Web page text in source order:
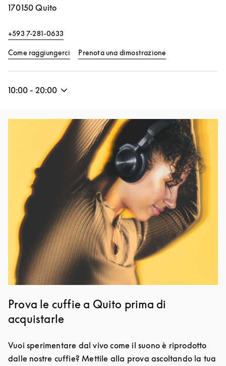
170150 Quito
+593 7-281-0633
Come raggiungerci Link Opens in New Tab
Prenota una dimostrazione
10:00 - 20:00
Immagine evento
Prova le cuffie a Quito prima di
acquistarle
Vuoi sperimentare dal vivo come il suono è riprodotto
dalle nostre cuffie? Mettile alla prova ascoltando la tua